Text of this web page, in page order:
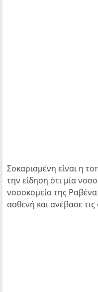
Σοκαρισμένη είναι η
την είδηση ότι μία
νοσοκομείο της
ασθενή και ανέβασε